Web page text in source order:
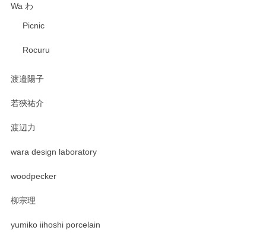
Wa わ
Picnic
Rocuru
渡邉陽子
若狹祐介
渡辺力
wara design laboratory
woodpecker
柳宗理
yumiko iihoshi porcelain